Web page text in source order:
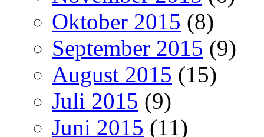
Oktober 2015 (8)
September 2015 (9)
August 2015 (15)
Juli 2015 (9)
Juni 2015 (11)